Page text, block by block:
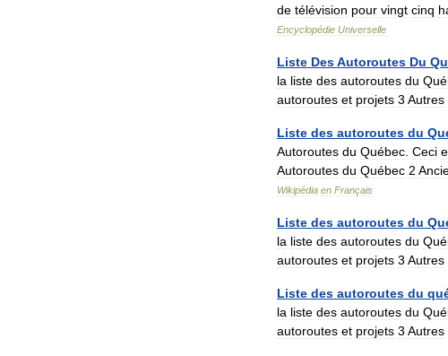
de télévision pour vingt cinq
Encyclopédie Universelle
Liste DesAutoroutes Du
la liste des autoroutes du
autoroutes et projets 3 Autres
Liste des autoroutes du
Autoroutes du Québec Ceci
Autoroutes du Québec 2
Wikipédia en Français
Liste des autoroutes du
la liste des autoroutes du
autoroutes et projets 3 Autres
Liste des autoroutes du
la liste des autoroutes du
autoroutes et projets 3 Autres